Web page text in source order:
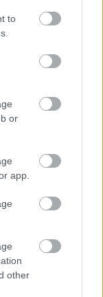
to
or
app.
other